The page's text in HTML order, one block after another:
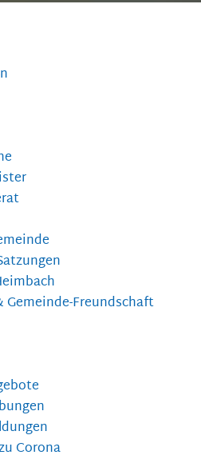
Gemeinde-Freundschaft
Corona